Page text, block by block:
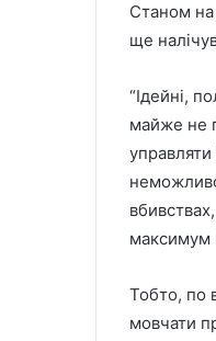
Станом на
ще
“Ідейні,
майже не
управляти
максимум
Тобто, по
мовчати